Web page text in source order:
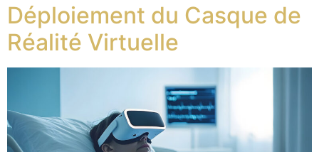
Déploiement du Casque de
Réalité Virtuelle